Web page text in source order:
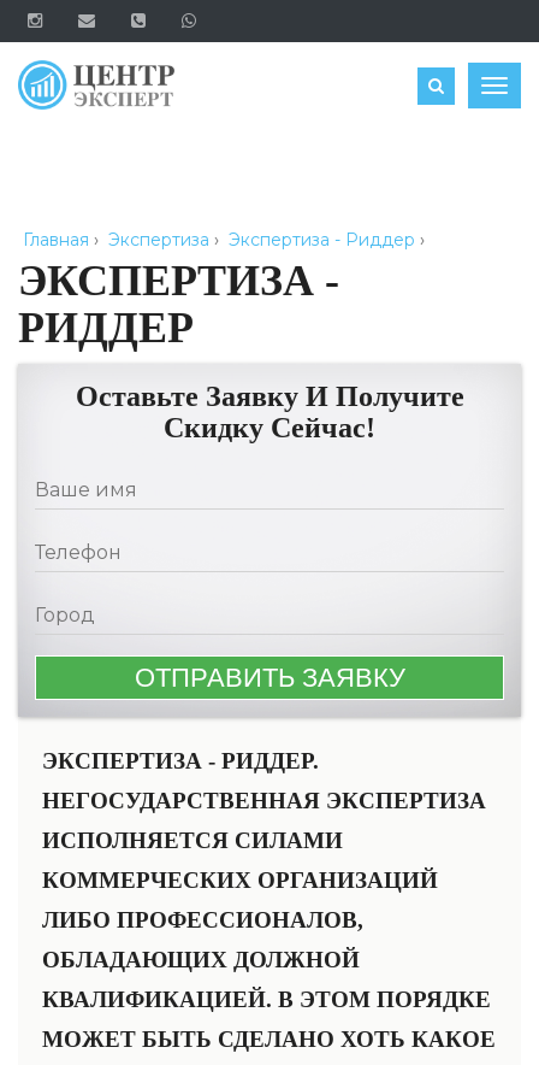
ОЦЕНИТЬ
Главная › Экспертиза › Экспертиза - Риддер ›
ЭКСПЕРТИЗА -
РИДДЕР
Оставьте Заявку И Получите
Скидку Сейчас!
ЭКСПЕРТИЗА - РИДДЕР.
НЕГОСУДАРСТВЕННАЯ ЭКСПЕРТИЗА
ИСПОЛНЯЕТСЯ СИЛАМИ
КОММЕРЧЕСКИХ ОРГАНИЗАЦИЙ
ЛИБО ПРОФЕССИОНАЛОВ,
ОБЛАДАЮЩИХ ДОЛЖНОЙ
КВАЛИФИКАЦИЕЙ. В ЭТОМ ПОРЯДКЕ
МОЖЕТ БЫТЬ СДЕЛАНО ХОТЬ КАКОЕ